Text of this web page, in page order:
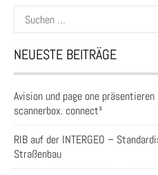
Suchen
nach:
NEUESTE BEITRÄGE
Avision und page one
scannerbox. connect³
RIB auf der INTERGEO –
Straßenbau